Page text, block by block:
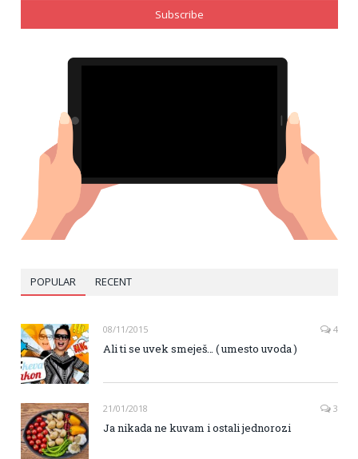
POPULAR RECENT
08/11/2015 4
Ali ti se uvek smeješ… ( umesto uvoda )
21/01/2018 3
Ja nikada ne kuvam i ostali jednorozi